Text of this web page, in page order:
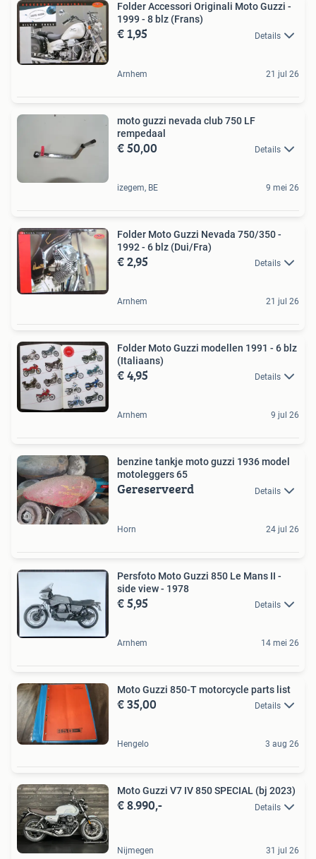
Folder Accessori Originali Moto Guzzi -
1999 - 8 blz (Frans)
€ 1,95 Details
Arnhem 21 jul 26
moto guzzi nevada club 750 LF
rempedaal
€ 50,00 Details
izegem, BE 9 mei 26
Folder Moto Guzzi Nevada 750/350 -
1992 - 6 blz (Dui/Fra)
€ 2,95 Details
Arnhem 21 jul 26
Folder Moto Guzzi modellen 1991 - 6 blz
(Italiaans)
€ 4,95 Details
Arnhem 9 jul 26
benzine tankje moto guzzi 1936 model
motoleggers 65
Gereserveerd Details
Horn 24 jul 26
Persfoto Moto Guzzi 850 Le Mans II -
side view - 1978
€ 5,95 Details
Arnhem 14 mei 26
Moto Guzzi 850-T motorcycle parts list
€ 35,00 Details
Hengelo 3 aug 26
Moto Guzzi V7 IV 850 SPECIAL (bj 2023)
€ 8.990,- Details
Nijmegen 31 jul 26